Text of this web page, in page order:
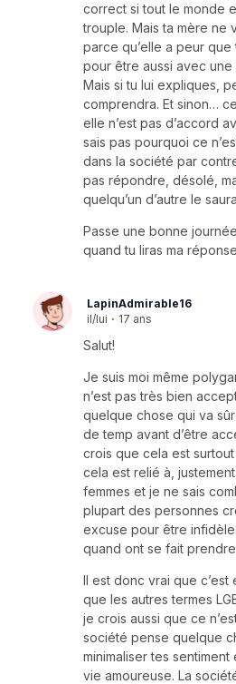
correct si tout le monde
trouple. Mais ta mère ne
parce qu’elle a peur
pour être aussi avec
Mais si tu lui expliques,
comprendra. Et sinon…
elle n’est pas d’accord
sais pas pourquoi ce
dans la société par
pas répondre, désolé,
quelqu’un d’autre le
Passe une bonne
quand tu liras ma
LapinAdmirable16
il/lui · 17 ans
Salut!
Je suis moi même
n’est pas très bien
quelque chose qui va
de temp avant d’être
crois que cela est
cela est relié à,
femmes et je ne sais
plupart des personnes
excuse pour être
quand ont se fait
Il est donc vrai que c’est
que les autres termes
je crois aussi que ce
société pense quelque
minimaliser tes
vie amoureuse. La